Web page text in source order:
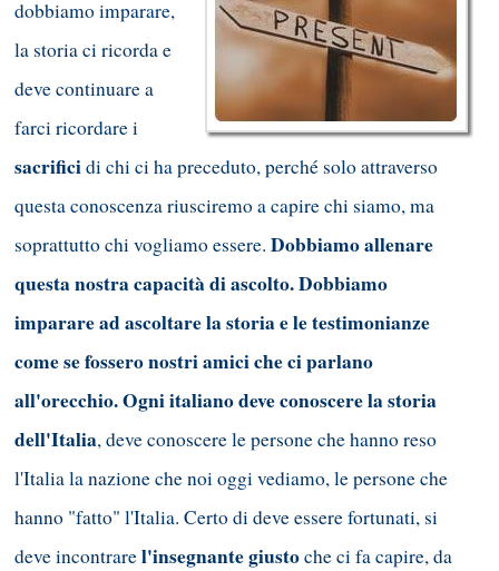
dobbiamo imparare,
la storia ci ricorda e
deve continuare a
farci ricordare i
sacrificidi chi ci ha preceduto, perché solo attraverso
questa conoscenza riusciremo a capire chi siamo, ma
soprattutto chi vogliamo essere. Dobbiamo allenare
questa nostra capacità di ascolto. Dobbiamo
imparare ad ascoltare la storia e le testimonianze
come se fossero nostri amici che ci parlano
all'orecchio. Ogni italiano deve conoscere la storia
dell'Italia, deve conoscere le persone che hanno reso
l'Italia la nazione che noi oggi vediamo, le persone che
hanno "fatto" l'Italia. Certo di deve essere fortunati, si
deve incontrarel'insegnante giustoche ci fa capire, da